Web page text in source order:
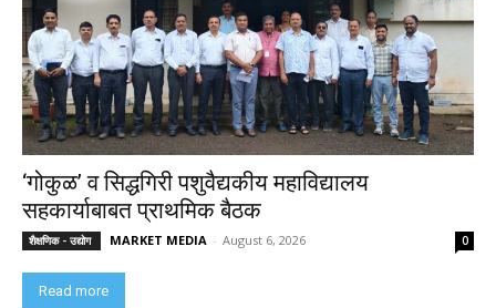
‘गोकुळ’ व सिद्धगिरी पशुवैद्यकीय महाविद्यालय
सहकार्याबाबत प्राथमिक बैठक
शैक्षणिक - उद्योग MARKET MEDIA - August 6, 2026 0
Read more